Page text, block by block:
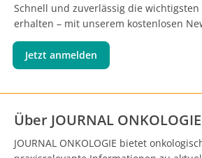
Schnell und zuverlässig die
erhalten – mit unserem kostenlosen
Jetzt anmelden
Über JOURNAL ONKOLOGIE
JOURNAL ONKOLOGIE bietet